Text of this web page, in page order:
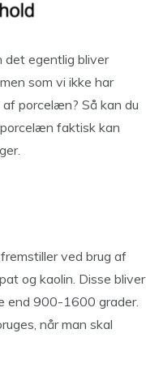
det egentlig bliver
som vi ikke har
porcelæn? Så kan du
faktisk kan
ved brug af
og kaolin. Disse bliver
end 900-1600 grader.
når man skal